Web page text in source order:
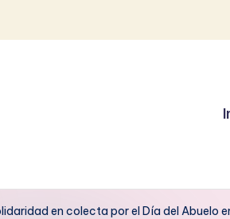
en colecta por el Día del Abuelo